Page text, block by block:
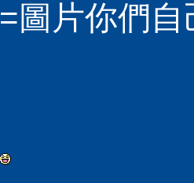
=圖片你們